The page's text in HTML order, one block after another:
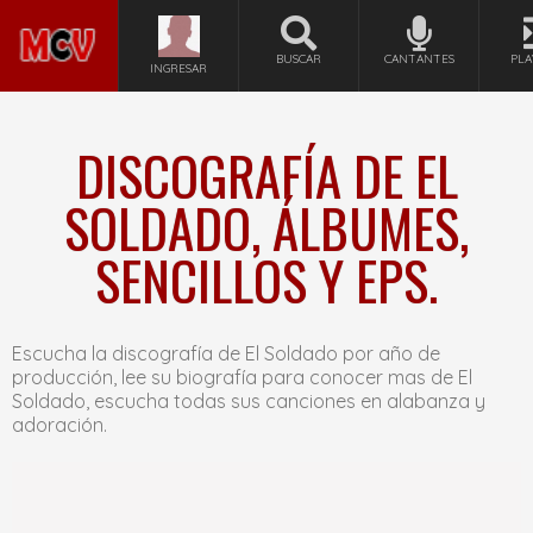
INGRESAR
BUSCAR CANTANTES
DISCOGRAFÍA DE EL
SOLDADO, ÁLBUMES,
SENCILLOS Y EPS.
Escucha la discografía de El Soldado por año de
producción, lee su biografía para conocer mas de El
Soldado, escucha todas sus canciones en alabanza y
adoración.